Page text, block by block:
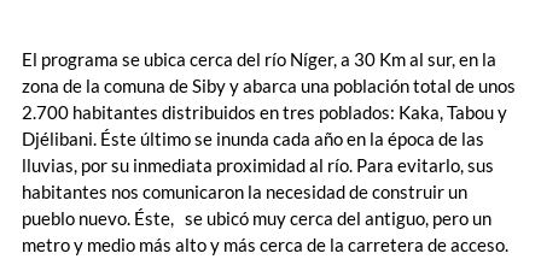
El programa se ubica cerca del río Níger, a 30 Km al sur, en la
zona de la comuna de Siby y abarca una población total de unos
2.700 habitantes distribuidos en tres poblados: Kaka, Tabou y
Djélibani. Éste último se inunda cada año en la época de las
lluvias, por su inmediata proximidad al río. Para evitarlo, sus
habitantes nos comunicaron la necesidad de construir un
pueblo nuevo. Éste, se ubicó muy cerca del antiguo, pero un
metro y medio más alto y más cerca de la carretera de acceso.